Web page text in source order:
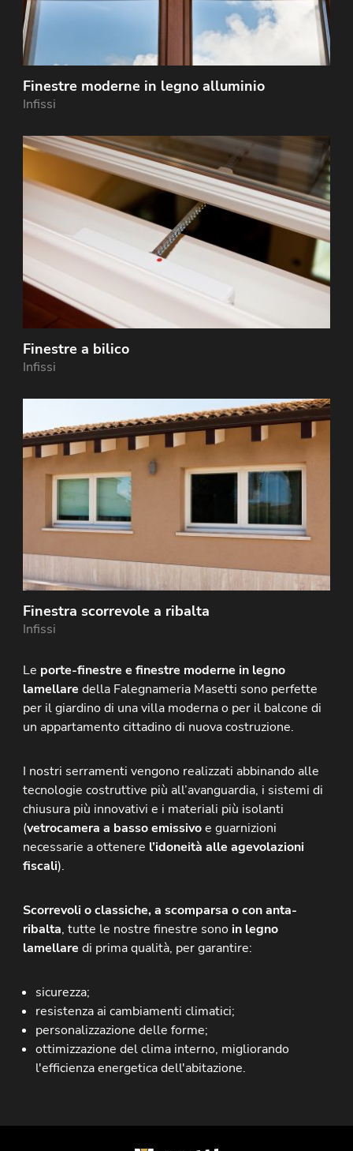
Finestre moderne in legno alluminio
Infissi
Finestre a bilico
Infissi
Finestra scorrevole a ribalta
Infissi
Le porte-finestre e finestre moderne in legno
lamellare della Falegnameria Masetti sono perfette
per il giardino di una villa moderna o per il balcone di
un appartamento cittadino di nuova costruzione.
I nostri serramenti vengono realizzati abbinando alle
tecnologie costruttive più all’avanguardia, i sistemi di
chiusura più innovativi e i materiali più isolanti
(vetrocamera a basso emissivoe guarnizioni
necessarie a ottenere l’idoneità alle agevolazioni
fiscali).
Scorrevoli o classiche, a scomparsa o con anta-
ribalta, tutte le nostre finestre sono in legno
lamellare di prima qualità, per garantire:
sicurezza;
resistenza ai cambiamenti climatici;
personalizzazione delle forme;
ottimizzazione del clima interno, migliorando
l'efficienza energetica dell'abitazione.